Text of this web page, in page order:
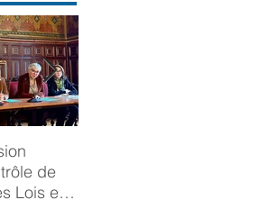
de
Lois et